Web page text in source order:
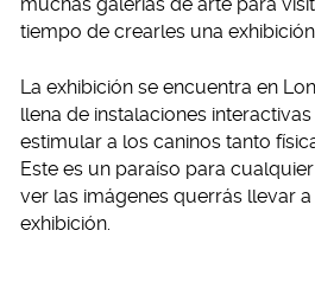
tiempo de crearles una
La exhibición se encuentra en
llena de instalaciones
estimular a los caninos tanto
Este es un paraíso para
ver las imágenes querrás llevar
exhibición.